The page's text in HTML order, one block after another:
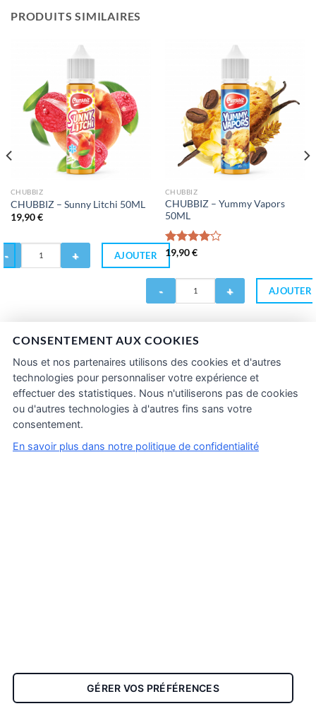
PRODUITS SIMILAIRES
CHUBBIZ
CHUBBIZ – Sunny Litchi 50ML
19,90€
AJOUTER
CHUBBIZ
CHUBBIZ – Yummy Vapors
50ML
Note
4.00
5
19,90€
Yummy
50ML
AJOUTER
Conditions générales de vente
CONSENTEMENT AUX COOKIES
Nous et nos partenaires utilisons des cookies et d'autres
technologies pour personnaliser votre expérience et
effectuer des statistiques. Nous n'utiliserons pas de cookies
ou d'autres technologies à d'autres fins sans votre
consentement.
En savoir plus dans notre politique de confidentialité
GÉRER VOS PRÉFÉRENCES